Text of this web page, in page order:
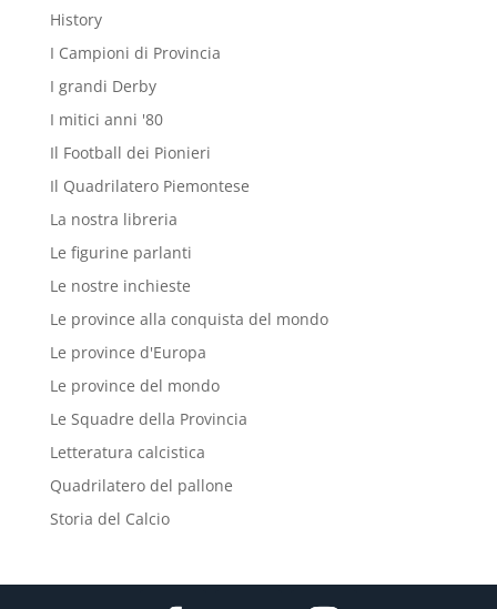
History
I Campioni di Provincia
I grandi Derby
I mitici anni '80
Il Football dei Pionieri
Il Quadrilatero Piemontese
La nostra libreria
Le figurine parlanti
Le nostre inchieste
Le province alla conquista del mondo
Le province d'Europa
Le province del mondo
Le Squadre della Provincia
Letteratura calcistica
Quadrilatero del pallone
Storia del Calcio